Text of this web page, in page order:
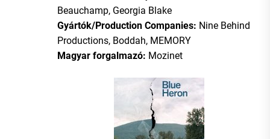
Beauchamp, Georgia Blake
Gyártók/Production Companies: Nine Behind
Productions, Boddah, MEMORY
Magyar forgalmazó: Mozinet